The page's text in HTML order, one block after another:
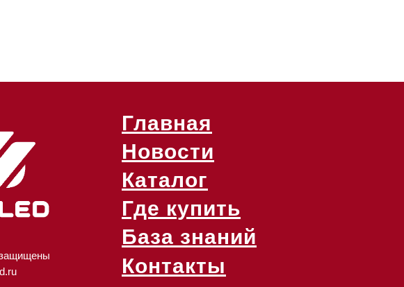
Главная
Каталог
Где купить
База знаний
Новости
Контакты